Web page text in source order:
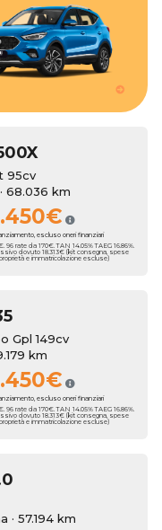
garanzia di casa
sui modelli usati
Auto.
puoi scegliere di
95cv
68.036 km
escluso oneri finanziari
96 rate da 170€. TAN 14.05% TAEG 16.86%.
dovuto 18.313€ (kit consegna, spese
e immatricolazione escluse)
Gpl 149cv
km
escluso oneri finanziari
96 rate da 170€. TAN 14.05% TAEG 16.86%.
dovuto 18.313€ (kit consegna, spese
e immatricolazione escluse)
· 57.194 km